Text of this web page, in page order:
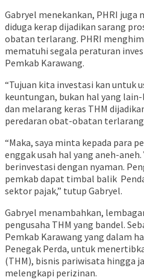
Gabryel menekankan, PHRI juga
diduga kerap dijadikan sarang
obatan terlarang. PHRI
mematuhi segala peraturan
Pemkab Karawang.
“Tujuan kita investasi kan untuk
keuntungan, bukan hal yang
dan melarang keras THM
peredaran obat-obatan
“Maka, saya minta kepada para
enggak usah hal yang aneh-
berinvestasi dengan nyaman.
pemkab dapat timbal balik
sektor pajak,” tutup Gabryel.
Gabryel menambahkan,
pengusaha THM yang bandel.
Pemkab Karawang yang dalam
Penegak Perda, untuk
(THM), bisnis pariwisata hingga
melengkapi perizinan.